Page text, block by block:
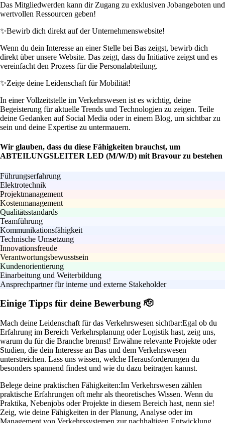
Das Mitgliedwerden kann dir Zugang zu exklusiven Jobangeboten und
wertvollen Ressourcen geben!
✨Bewirb dich direkt auf der Unternehmenswebsite!
Wenn du dein Interesse an einer Stelle bei Bas zeigst, bewirb dich
direkt über unsere Website. Das zeigt, dass du Initiative zeigst und es
vereinfacht den Prozess für die Personalabteilung.
✨Zeige deine Leidenschaft für Mobilität!
In einer Vollzeitstelle im Verkehrswesen ist es wichtig, deine
Begeisterung für aktuelle Trends und Technologien zu zeigen. Teile
deine Gedanken auf Social Media oder in einem Blog, um sichtbar zu
sein und deine Expertise zu untermauern.
Wir glauben, dass du diese Fähigkeiten brauchst, um
ABTEILUNGSLEITER LED (M/W/D) mit Bravour zu bestehen
Führungserfahrung
Elektrotechnik
Projektmanagement
Kostenmanagement
Qualitätsstandards
Teamführung
Kommunikationsfähigkeit
Technische Umsetzung
Innovationsfreude
Verantwortungsbewusstsein
Kundenorientierung
Einarbeitung und Weiterbildung
Ansprechpartner für interne und externe Stakeholder
Einige Tipps für deine Bewerbung 🫡
Mach deine Leidenschaft für das Verkehrswesen sichtbar:Egal ob du
Erfahrung im Bereich Verkehrsplanung oder Logistik hast, zeig uns,
warum du für die Branche brennst! Erwähne relevante Projekte oder
Studien, die dein Interesse an Bas und dem Verkehrswesen
unterstreichen. Lass uns wissen, welche Herausforderungen du
besonders spannend findest und wie du dazu beitragen kannst.
Belege deine praktischen Fähigkeiten:Im Verkehrswesen zählen
praktische Erfahrungen oft mehr als theoretisches Wissen. Wenn du
Praktika, Nebenjobs oder Projekte in diesem Bereich hast, nenn sie!
Zeig, wie deine Fähigkeiten in der Planung, Analyse oder im